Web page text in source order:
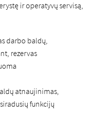
ir operatyvų servisą,
darbo baldų,
rezervas
atnaujinimas,
funkcijų